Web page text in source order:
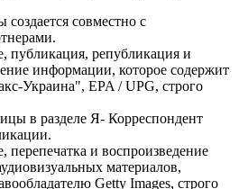
совместно с
публикация, републикация и
информации, которое содержит
Украина", EPA / UPG, строго
в разделе Я- Корреспондент
и воспроизведение
материалов,
Getty Images, строго